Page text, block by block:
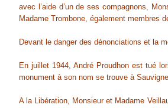
avec l’aide d’un de ses compagnons,
Madame Trombone, également membres
Devant le danger des dénonciations et la
En juillet 1944, André Proudhon est tué
monument à son nom se trouve à
A la Libération, Monsieur et Madame